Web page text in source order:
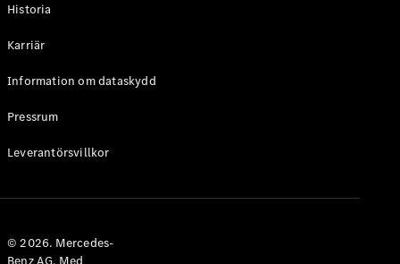
VLE Elektrisk
Mercedes-
Historia
Karriär
Information om dataskydd
Pressrum
Leverantörsvillkor
© 2026. Mercedes-